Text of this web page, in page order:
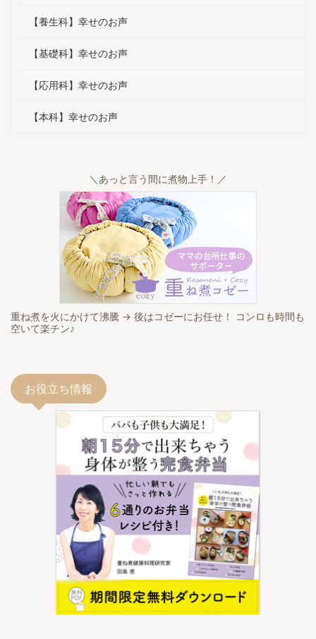
らしでも
死ぬとし
と聞いた
でした。 ご家庭やご自身にどんな
なると、以前の状態を忘れてしま
いますね。 1年前は顔が丸くて浮腫
【養生科】幸せのお声
【基礎科】幸せのお声
【応用科】幸せのお声
【本科】幸せのお声
＼あっと言う間に煮物上手！／
重ね煮を火にかけて沸騰 → 後はコゼーにお任せ！ コンロも時間も
空いて楽チン♪
お役立ち情報